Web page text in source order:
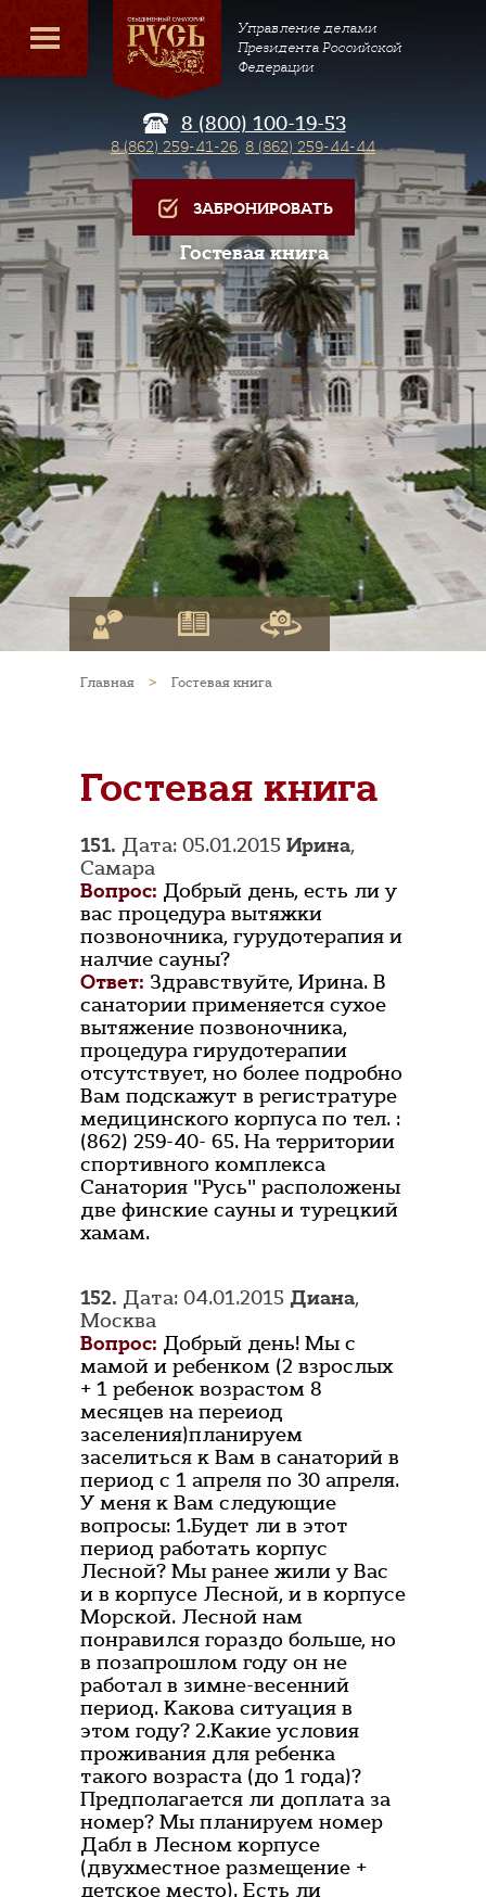
Управление делами
Президента Российской
Федерации
8 (800) 100-19-53
8 (862) 259-41-26, 8 (862) 259-44-44
ЗАБРОНИРОВАТЬ
Гостевая книга
Главная > Гостевая книга
Гостевая книга
151. Дата: 05.01.2015 Ирина,
Самара
Вопрос: Добрый день, есть ли у
вас процедура вытяжки
позвоночника, гурудотерапия и
налчие сауны?
Ответ: Здравствуйте, Ирина. В
санатории применяется сухое
вытяжение позвоночника,
процедура гирудотерапии
отсутствует, но более подробно
Вам подскажут в регистратуре
медицинского корпуса по тел. :
(862) 259-40- 65. На территории
спортивного комплекса
Санатория "Русь" расположены
две финские сауны и турецкий
хамам.
152. Дата: 04.01.2015 Диана,
Москва
Вопрос: Добрый день! Мы с
мамой и ребенком (2 взрослых
+ 1 ребенок возрастом 8
месяцев на переиод
заселения)планируем
заселиться к Вам в санаторий в
период с 1 апреля по 30 апреля.
У меня к Вам следующие
вопросы: 1.Будет ли в этот
период работать корпус
Лесной? Мы ранее жили у Вас
и в корпусе Лесной, и в корпусе
Морской. Лесной нам
понравился гораздо больше, но
в позапрошлом году он не
работал в зимне-весенний
период. Какова ситуация в
этом году? 2.Какие условия
проживания для ребенка
такого возраста (до 1 года)?
Предполагается ли доплата за
номер? Мы планируем номер
Дабл в Лесном корпусе
(двухместное размещение +
детское место). Есть ли